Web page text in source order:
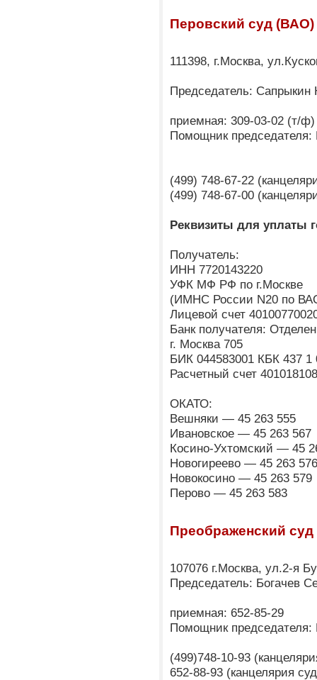
Перовский суд (ВАО)
111398, г.Москва,
Председатель: Сапрыкин
приемная: 309-03-02 (т/ф)
Помощник
(499) 748-67-22
(499) 748-67-00
Реквизиты для уплаты
Получатель:
ИНН 7720143220
УФК МФ РФ по г.Москве
(ИМНС России N20 по
Лицевой счет
Банк получателя:
г. Москва 705
БИК 044583001 КБК 437 1
Расчетный счет
ОКАТО:
Вешняки — 45 263 555
Ивановское — 45 263 567
Косино-Ухтомский — 45
Новогиреево — 45 263
Новокосино — 45 263 579
Перово — 45 263 583
Преображенский
107076 г.Москва, ул.2-я
Председатель: Богачев
приемная: 652-85-29
Помощник
(499)748-10-93
652-88-93 (канцелярия